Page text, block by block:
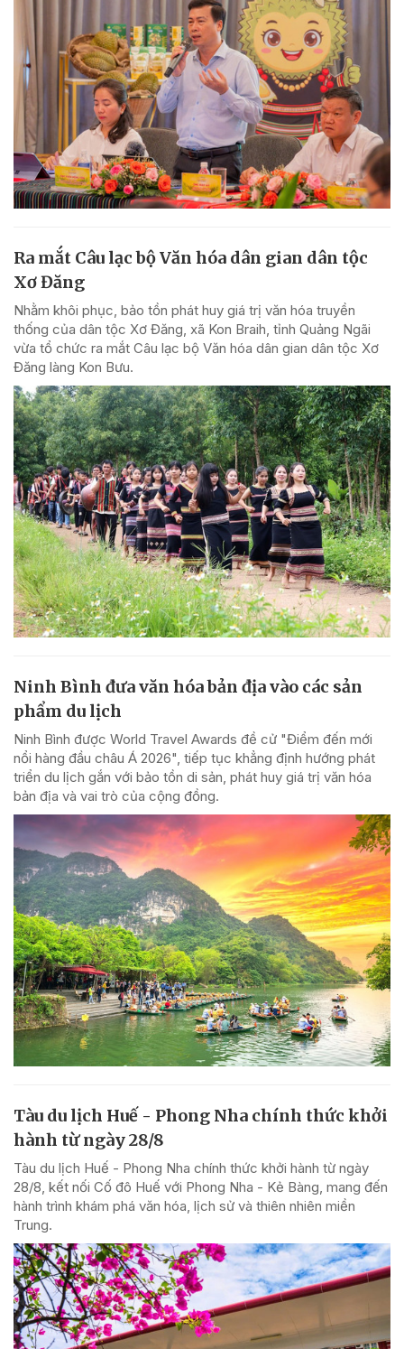
Ra mắt Câu lạc bộ Văn hóa dân gian dân tộc
Xơ Đăng
Nhằm khôi phục, bảo tồn phát huy giá trị văn hóa truyền
thống của dân tộc Xơ Đăng, xã Kon Braih, tỉnh Quảng Ngãi
vừa tổ chức ra mắt Câu lạc bộ Văn hóa dân gian dân tộc Xơ
Đăng làng Kon Bưu.
Ninh Bình đưa văn hóa bản địa vào các sản
phẩm du lịch
Ninh Bình được World Travel Awards đề cử "Điểm đến mới
nổi hàng đầu châu Á 2026", tiếp tục khẳng định hướng phát
triển du lịch gắn với bảo tồn di sản, phát huy giá trị văn hóa
bản địa và vai trò của cộng đồng.
Tàu du lịch Huế - Phong Nha chính thức khởi
hành từ ngày 28/8
Tàu du lịch Huế - Phong Nha chính thức khởi hành từ ngày
28/8, kết nối Cố đô Huế với Phong Nha - Kẻ Bàng, mang đến
hành trình khám phá văn hóa, lịch sử và thiên nhiên miền
Trung.